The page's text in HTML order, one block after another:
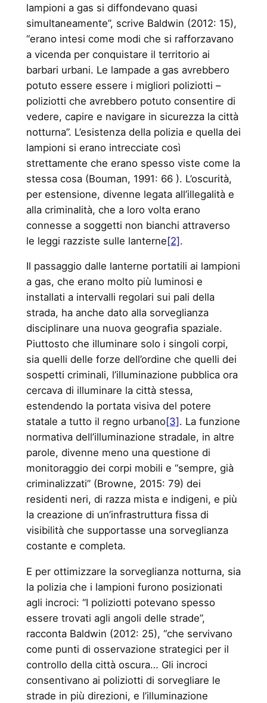
lampioni a gas si diffondevano quasi
simultaneamente”, scrive Baldwin (2012: 15),
“erano intesi come modi che si rafforzavano
a vicenda per conquistare il territorio ai
barbari urbani. Le lampade a gas avrebbero
potuto essere essere i migliori poliziotti –
poliziotti che avrebbero potuto consentire di
vedere, capire e navigare in sicurezza la città
notturna”. L’esistenza della polizia e quella dei
lampioni si erano intrecciate così
strettamente che erano spesso viste come la
stessa cosa (Bouman, 1991: 66 ). L’oscurità,
per estensione, divenne legata all’illegalità e
alla criminalità, che a loro volta erano
connesse a soggetti non bianchi attraverso
le leggi razziste sulle lanterne[2].
Il passaggio dalle lanterne portatili ai lampioni
a gas, che erano molto più luminosi e
installati a intervalli regolari sui pali della
strada, ha anche dato alla sorveglianza
disciplinare una nuova geografia spaziale.
Piuttosto che illuminare solo i singoli corpi,
sia quelli delle forze dell’ordine che quelli dei
sospetti criminali, l’illuminazione pubblica ora
cercava di illuminare la città stessa,
estendendo la portata visiva del potere
statale a tutto il regno urbano[3]. La funzione
normativa dell’illuminazione stradale, in altre
parole, divenne meno una questione di
monitoraggio dei corpi mobili e “sempre, già
criminalizzati” (Browne, 2015: 79) dei
residenti neri, di razza mista e indigeni, e più
la creazione di un’infrastruttura fissa di
visibilità che supportasse una sorveglianza
costante e completa.
E per ottimizzare la sorveglianza notturna, sia
la polizia che i lampioni furono posizionati
agli incroci: “I poliziotti potevano spesso
essere trovati agli angoli delle strade”,
racconta Baldwin (2012: 25), “che servivano
come punti di osservazione strategici per il
controllo della città oscura… Gli incroci
consentivano ai poliziotti di sorvegliare le
strade in più direzioni, e l’illuminazione